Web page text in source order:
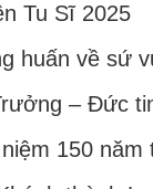
Tu Sĩ 2025
huấn về sứ
– Đức
150